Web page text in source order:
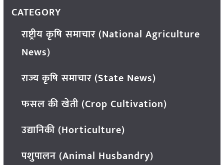
CATEGORY
राष्ट्रीय कृषि समाचार (National Agriculture
News)
राज्य कृषि समाचार (State News)
फसल की खेती (Crop Cultivation)
उद्यानिकी (Horticulture)
पशुपालन (Animal Husbandry)